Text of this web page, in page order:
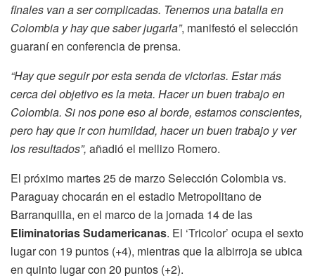
finales van a ser complicadas. Tenemos una batalla en
Colombia y hay que saber jugarla”, manifestó el selección
guaraní en conferencia de prensa.
“Hay que seguir por esta senda de victorias. Estar más
cerca del objetivo es la meta. Hacer un buen trabajo en
Colombia. Si nos pone eso al borde, estamos conscientes,
pero hay que ir con humildad, hacer un buen trabajo y ver
los resultados”, añadió el mellizo Romero.
El próximo martes 25 de marzo Selección Colombia vs.
Paraguay chocarán en el estadio Metropolitano de
Barranquilla, en el marco de la jornada 14 de las
Eliminatorias Sudamericanas. El ‘Tricolor’ ocupa el sexto
lugar con 19 puntos (+4), mientras que la albirroja se ubica
en quinto lugar con 20 puntos (+2).